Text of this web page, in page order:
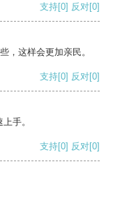
支持[0] 反对[0]
，这样会更加亲民。
支持[0] 反对[0]
手。
支持[0] 反对[0]